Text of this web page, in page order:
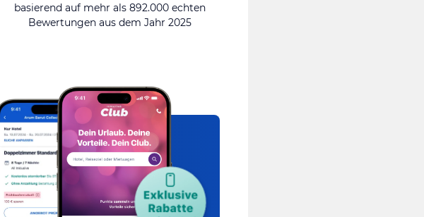
basierend auf mehr als 892.000 echten
Bewertungen aus dem Jahr 2025